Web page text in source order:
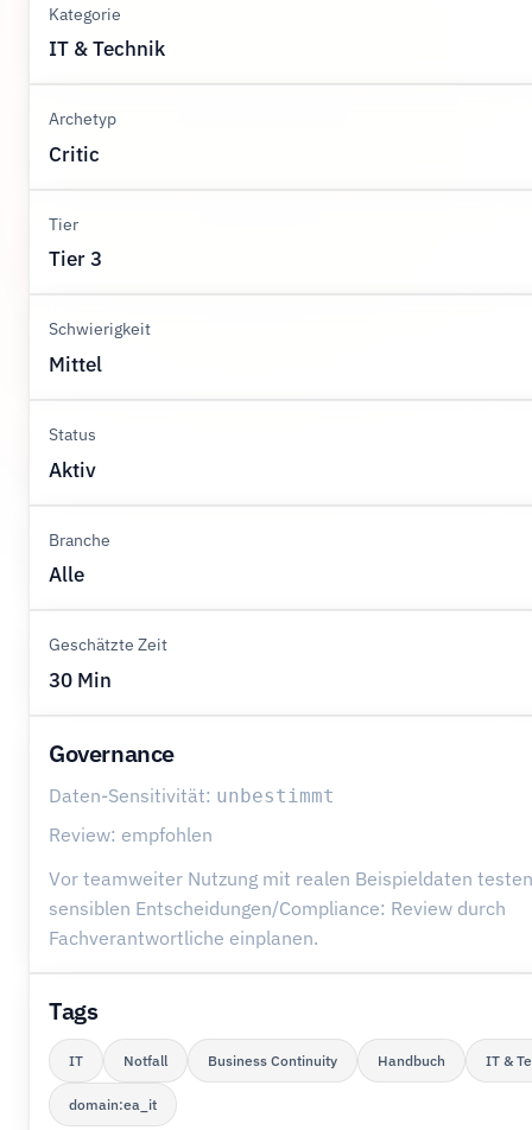
Kategorie
IT & Technik
Archetyp
Critic
Tier
Tier 3
Schwierigkeit
Mittel
Status
Aktiv
Branche
Alle
Geschätzte Zeit
30 Min
Governance
Daten-Sensitivität: unbestimmt
Review: empfohlen
Vor teamweiter Nutzung mit realen Beispieldaten
sensiblen Entscheidungen/Compliance: Review durch
Fachverantwortliche einplanen.
Tags
IT Notfall Business Continuity Handbuch IT &
domain:ea_it